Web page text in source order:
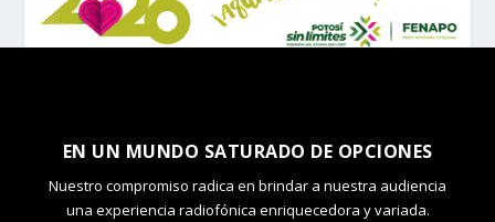
EN UN MUNDO SATURADO DE OPCIONES
Nuestro compromiso radica en brindar a nuestra audiencia
una experiencia radiofónica enriquecedora y variada.